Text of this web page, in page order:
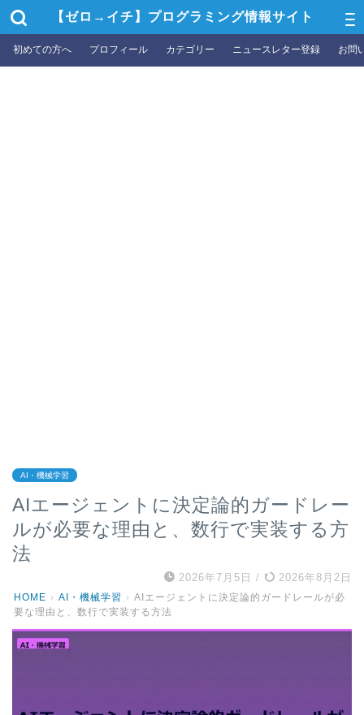
【ゼロ→イチ】プログラミング情報サイト
初めての方へ プロフィール カテゴリー ニュースレター登録 お問
AI・機械学習
AIエージェントに決定論的ガードレー
ルが必要な理由と、数行で実装する方
法
2026年7月5日 / 2026年8月2日
HOME › AI・機械学習 › AIエージェントに決定論的ガードレールが必
要な理由と、数行で実装する方法